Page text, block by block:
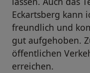
Eckartsberg kann
freundlich und
gut aufgehoben.
öffentlichen
erreichen.